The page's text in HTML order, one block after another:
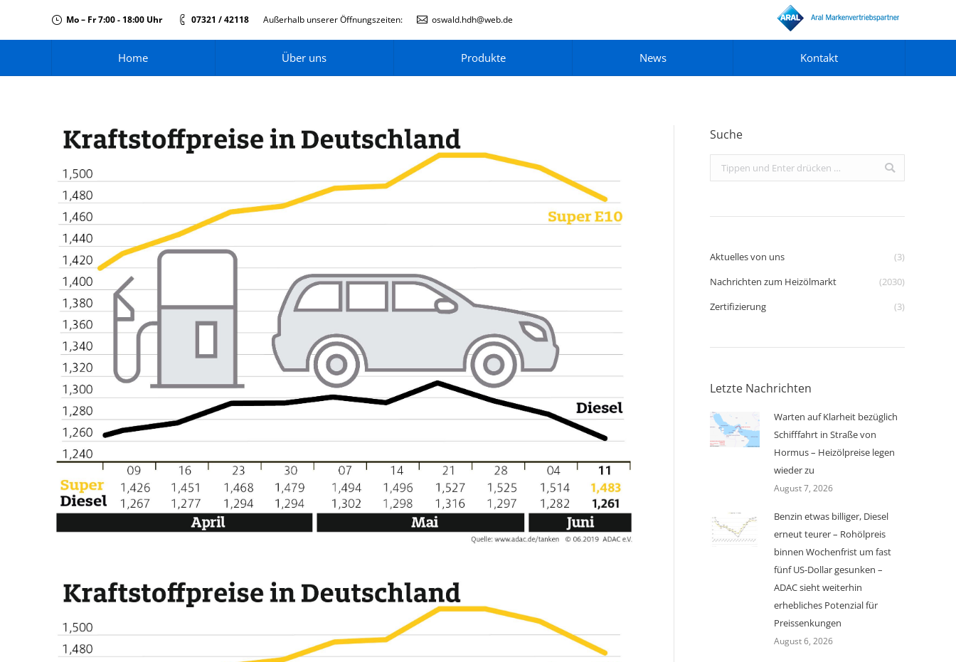
Mo – Fr 7:00 - 18:00 Uhr 07321 / 42118 Außerhalb unserer Öffnungszeiten: oswald.hdh@web.de
Home Über uns Produkte News Kontakt
Suche
Search:
Aktuelles von uns
(3)
Nachrichten zum Heizölmarkt
(2030)
Zertifizierung
(3)
Letzte Nachrichten
Warten auf Klarheit bezüglich
Schifffahrt in Straße von
Hormus – Heizölpreise legen
wieder zu
August 7, 2026
Benzin etwas billiger, Diesel
erneut teurer – Rohölpreis
binnen Wochenfrist um fast
fünf US-Dollar gesunken –
ADAC sieht weiterhin
erhebliches Potenzial für
Preissenkungen
August 6, 2026